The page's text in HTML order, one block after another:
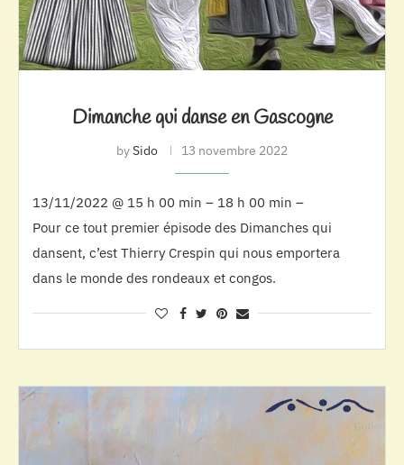
Dimanche qui danse en Gascogne
bySido 13 novembre 2022
13/11/2022 @ 15 h 00 min – 18 h 00 min –
Pour ce tout premier épisode des Dimanches qui
dansent, c’est Thierry Crespin qui nous emportera
dans le monde des rondeaux et congos.